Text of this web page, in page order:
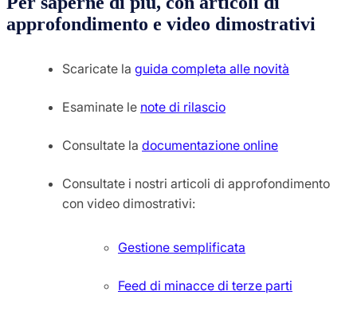
approfondimento e video dimostrativi
Scaricate la guida completa alle novità
Esaminate le note di rilascio
Consultate la documentazione online
Consultate i nostri articoli di approfondimento
con video dimostrativi:
Gestione semplificata
Feed di minacce di terze parti